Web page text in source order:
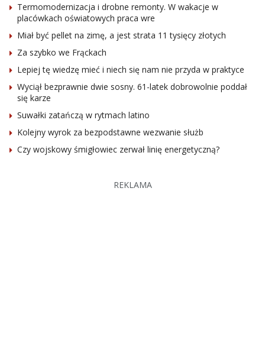
Termomodernizacja i drobne remonty. W wakacje w
placówkach oświatowych praca wre
Miał być pellet na zimę, a jest strata 11 tysięcy złotych
Za szybko we Frąckach
Lepiej tę wiedzę mieć i niech się nam nie przyda w praktyce
Wyciął bezprawnie dwie sosny. 61-latek dobrowolnie poddał
się karze
Suwałki zatańczą w rytmach latino
Kolejny wyrok za bezpodstawne wezwanie służb
Czy wojskowy śmigłowiec zerwał linię energetyczną?
REKLAMA